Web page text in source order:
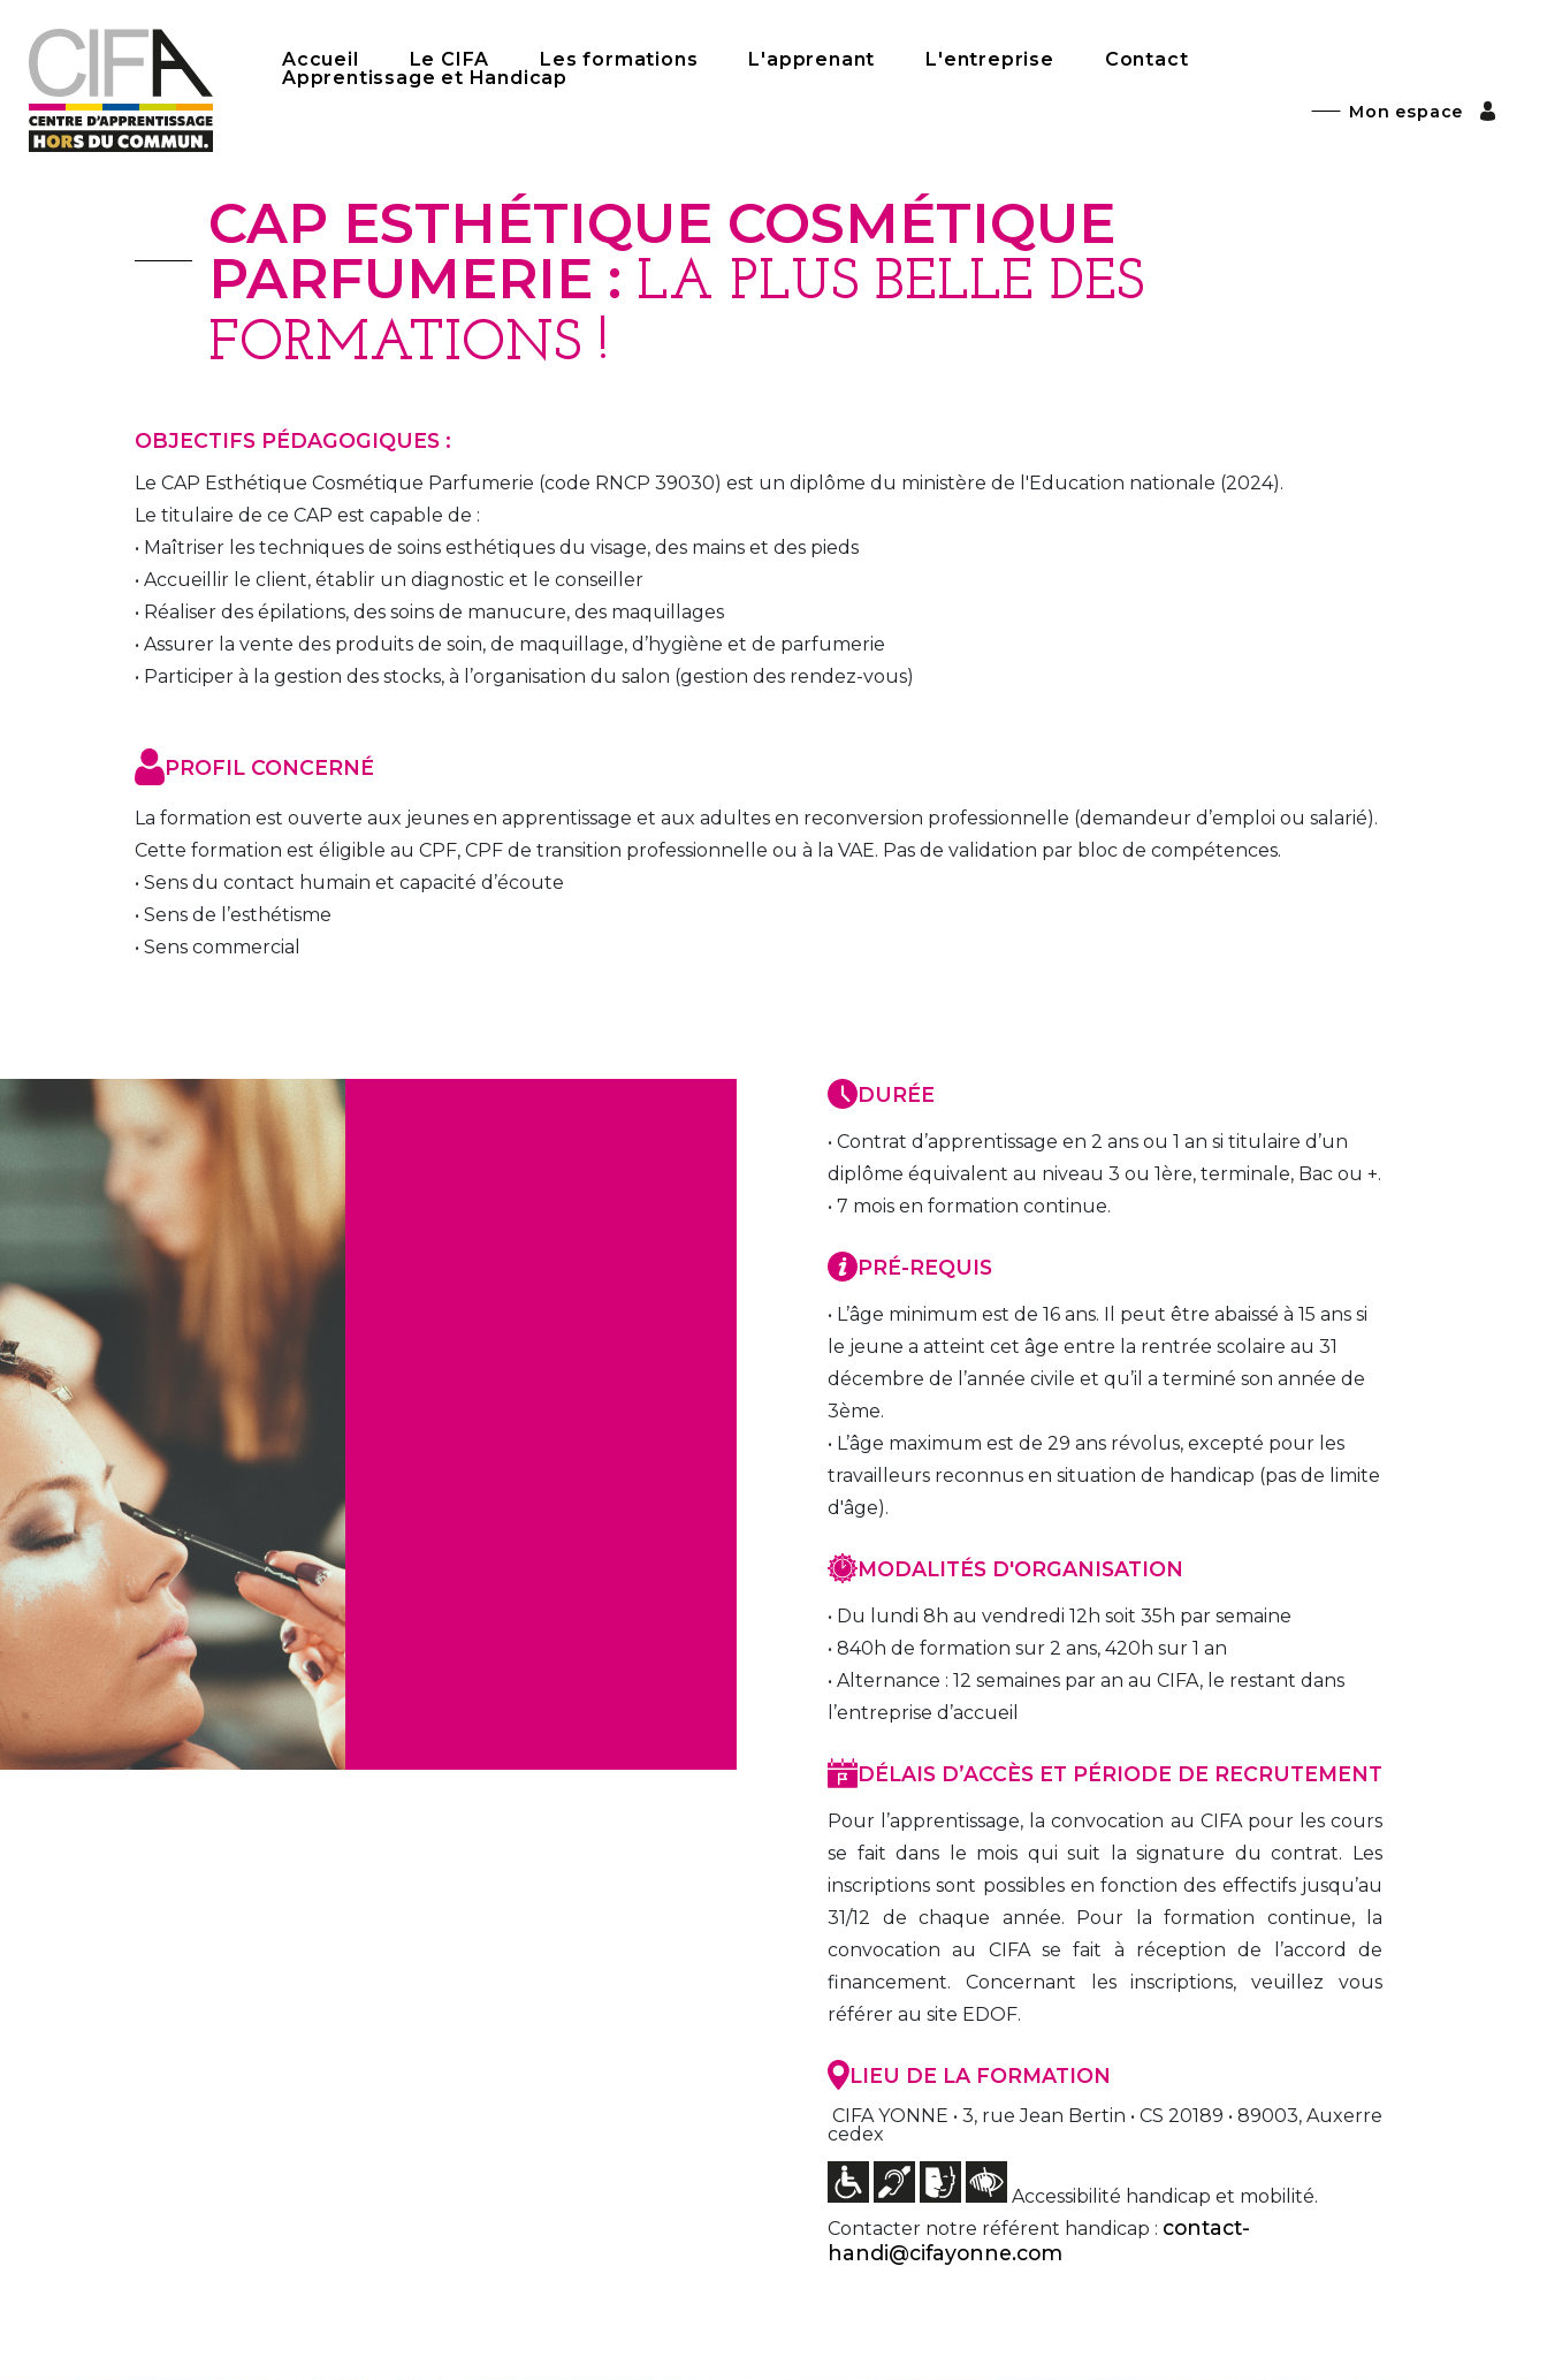
Accueil Le CIFA Les formations L'apprenant L'entreprise
Contact
Apprentissage et Handicap
Mon espace
CAP ESTHÉTIQUE COSMÉTIQUE
PARFUMERIE : LA PLUS BELLE DES
FORMATIONS !
OBJECTIFS PÉDAGOGIQUES :
Le CAP Esthétique Cosmétique Parfumerie (code RNCP 39030) est un diplôme du ministère de l'Education nationale (2024).
Le titulaire de ce CAP est capable de :
• Maîtriser les techniques de soins esthétiques du visage, des mains et des pieds
• Accueillir le client, établir un diagnostic et le conseiller
• Réaliser des épilations, des soins de manucure, des maquillages
• Assurer la vente des produits de soin, de maquillage, d’hygiène et de parfumerie
• Participer à la gestion des stocks, à l’organisation du salon (gestion des rendez-vous)
PROFIL CONCERNÉ
La formation est ouverte aux jeunes en apprentissage et aux adultes en reconversion professionnelle (demandeur d’emploi ou salarié).
Cette formation est éligible au CPF, CPF de transition professionnelle ou à la VAE. Pas de validation par bloc de compétences.
• Sens du contact humain et capacité d’écoute
• Sens de l’esthétisme
• Sens commercial
DURÉE
• Contrat d’apprentissage en 2 ans ou 1 an si titulaire d’un
diplôme équivalent au niveau 3 ou 1ère, terminale, Bac ou +.
• 7 mois en formation continue.
PRÉ-REQUIS
• L’âge minimum est de 16 ans. Il peut être abaissé à 15 ans si
le jeune a atteint cet âge entre la rentrée scolaire au 31
décembre de l’année civile et qu’il a terminé son année de
3ème.
travailleurs reconnus en situation de handicap (pas de limite
d'âge).
MODALITÉS D'ORGANISATION
• Du lundi 8h au vendredi 12h soit 35h par semaine
• 840h de formation sur 2 ans, 420h sur 1 an
• Alternance : 12 semaines par an au CIFA, le restant dans
l’entreprise d’accueil
DÉLAIS D’ACCÈS ET PÉRIODE DE RECRUTEMENT
Pour l’apprentissage, la convocation au CIFA pour les cours
se fait dans le mois qui suit la signature du contrat. Les
inscriptions sont possibles en fonction des effectifs jusqu’au
31/12 de chaque année. Pour la formation continue, la
convocation au CIFA se fait à réception de l’accord de
financement. Concernant les inscriptions, veuillez vous
référer au site EDOF.
LIEU DE LA FORMATION
CIFA YONNE • 3, rue Jean Bertin • CS 20189 • 89003, Auxerre
cedex
Accessibilité handicap et mobilité.
Contacter notre référent handicap : contact-
handi@cifayonne.com